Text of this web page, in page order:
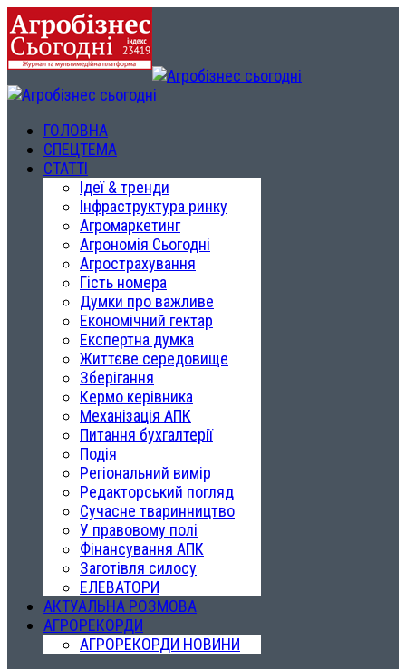
ГОЛОВНА
СПЕЦТЕМА
СТАТТІ
Ідеї & тренди
Інфраструктура ринку
Агромаркетинг
Агрономія Сьогодні
Агрострахування
Гість номера
Думки про важливе
Економічний гектар
Експертна думка
Життєве середовище
Зберігання
Кермо керівника
Механізація АПК
Питання бухгалтерії
Подія
Регіональний вимір
Редакторський погляд
Сучасне тваринництво
У правовому полі
Фінансування АПК
Заготівля силосу
ЕЛЕВАТОРИ
АКТУАЛЬНА РОЗМОВА
АГРОРЕКОРДИ
АГРОРЕКОРДИ НОВИНИ